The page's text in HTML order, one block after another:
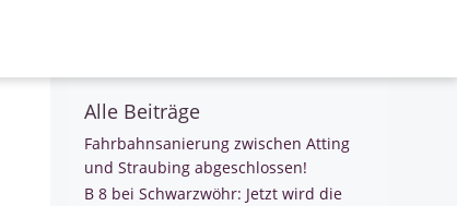
Alle Beiträge
Fahrbahnsanierung zwischen Atting
und Straubing abgeschlossen!
B 8 bei Schwarzwöhr: Jetzt wird die